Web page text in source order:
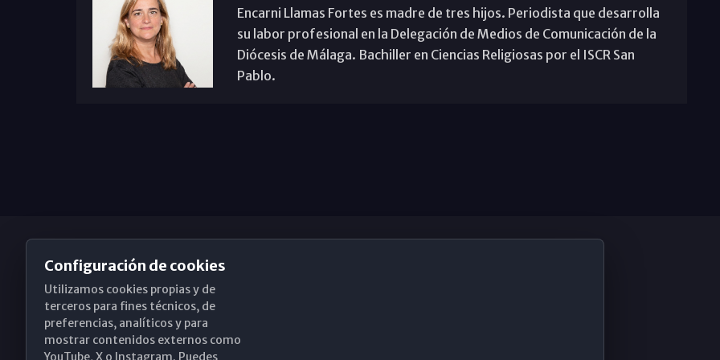
Encarni Llamas Fortes es madre de tres hijos. Periodista que desarrolla
su labor profesional en la Delegación de Medios de Comunicación de la
Diócesis de Málaga. Bachiller en Ciencias Religiosas por el ISCR San
Pablo.
Obispado de Málaga
Configuración de cookies
Utilizamos cookies propias y de
terceros para fines técnicos, de
preferencias, analíticos y para
mostrar contenidos externos como
YouTube, X o Instagram. Puedes